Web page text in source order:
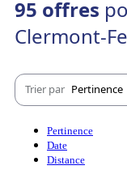
95 offres
Clermont-
Trier par Pertinence
Pertinence
Date
Distance